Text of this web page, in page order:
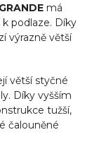
má
podlaze. Díky
výrazně větší
větší styčné
Díky vyšším
tužší,
čalouněné